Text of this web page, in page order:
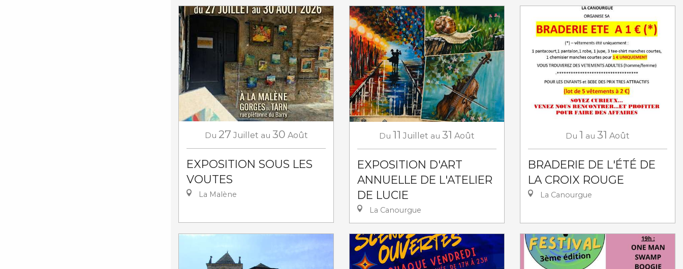
Du 27 Juillet au 30 Août
EXPOSITION SOUS LES
VOUTES
La Malène
Du 11 Juillet au 31 Août
EXPOSITION D'ART
ANNUELLE DE L'ATELIER
DE LUCIE
La Canourgue
Du 1 au 31 Août
BRADERIE DE L'ÉTÉ DE
LA CROIX ROUGE
La Canourgue